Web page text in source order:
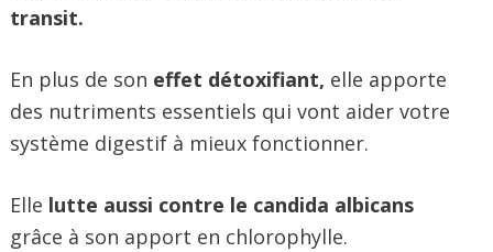
transit.
En plus de son effet détoxifiant, elle apporte
des nutriments essentiels qui vont aider votre
système digestif à mieux fonctionner.
Elle lutte aussi contre le candida albicans
grâce à son apport en chlorophylle.